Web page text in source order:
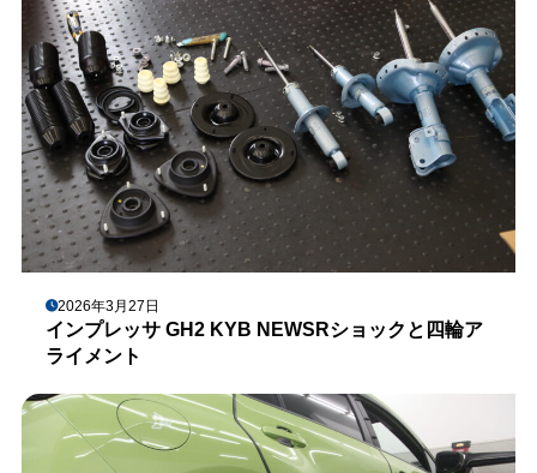
2026年3月27日
インプレッサ GH2 KYB NEWSRショックと四輪ア
ライメント